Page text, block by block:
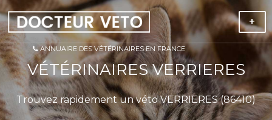
+
ANNUAIRE DES VÉTÉRINAIRES EN FRANCE
VÉTÉRINAIRES VERRIERES
Trouvez rapidement un véto VERRIERES (86410)